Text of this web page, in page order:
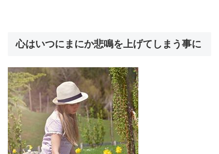
心はいつにまにか悲鳴を上げてしまう事に